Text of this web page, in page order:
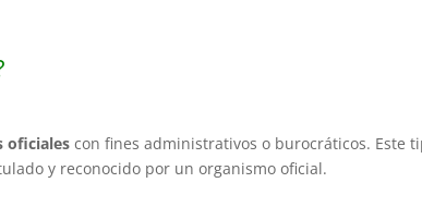
oficiales con fines administrativos o burocráticos. Este
y reconocido por un organismo oficial.